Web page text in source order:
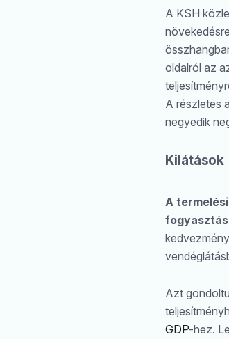
A KSH
oldalról az
A részletes
negyedik
Kilátások
A
Azt
GDP-hez.